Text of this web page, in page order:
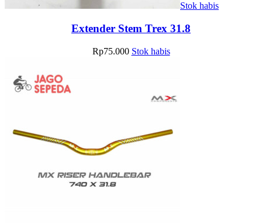
Stok habis
Extender Stem Trex 31.8
Rp75.000 Stok habis